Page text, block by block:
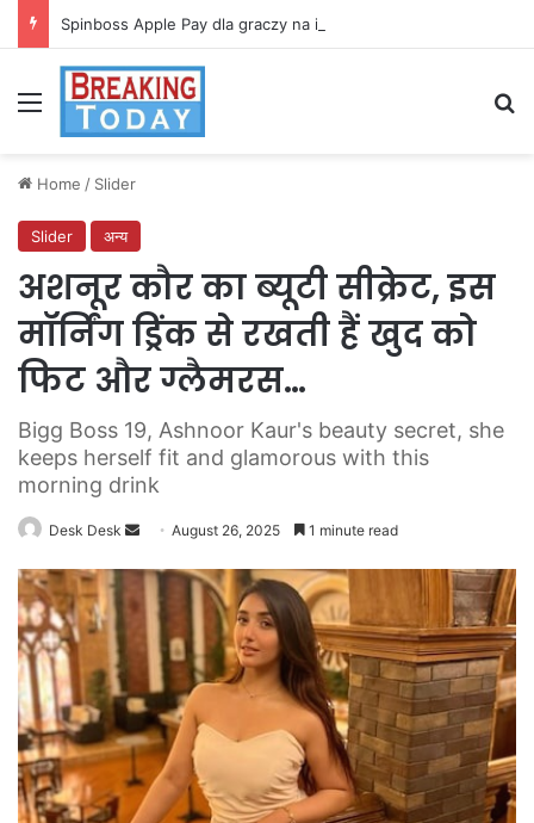
Spinboss Apple Pay dla graczy na iPhone
Menu
Home / Slider
Slider अन्य
अशनूर कौर का ब्यूटी सीक्रेट, इस
मॉर्निंग ड्रिंक से रखती हैं खुद को
फिट और ग्लैमरस…
Bigg Boss 19, Ashnoor Kaur's beauty secret, she
keeps herself fit and glamorous with this
morning drink
Desk Desk
Send
email
August 26, 2025 1 minute read